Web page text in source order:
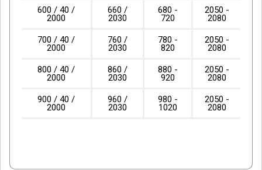
600 / 40 /
2000
660 /
2030
680 -
720
2050 -
2080
700 / 40 /
2000
760 /
2030
780 -
820
2050 -
2080
800 / 40 /
2000
860 /
2030
880 -
920
2050 -
2080
900 / 40 /
2000
960 /
2030
980 -
1020
2050 -
2080